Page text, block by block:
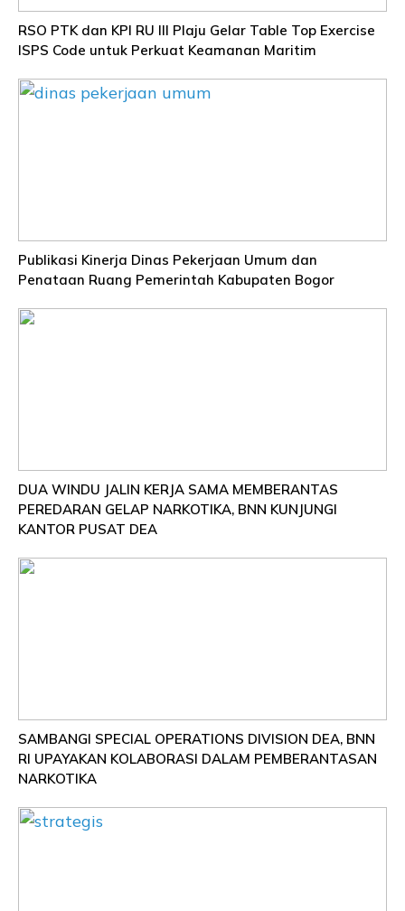
RSO PTK dan KPI RU III Plaju Gelar Table Top Exercise
ISPS Code untuk Perkuat Keamanan Maritim
Publikasi Kinerja Dinas Pekerjaan Umum dan
Penataan Ruang Pemerintah Kabupaten Bogor
DUA WINDU JALIN KERJA SAMA MEMBERANTAS
PEREDARAN GELAP NARKOTIKA, BNN KUNJUNGI
KANTOR PUSAT DEA
SAMBANGI SPECIAL OPERATIONS DIVISION DEA, BNN
RI UPAYAKAN KOLABORASI DALAM PEMBERANTASAN
NARKOTIKA